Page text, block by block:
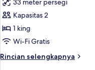
Eksekutif
foto
untuk
Executive
Room
Double
Occupancy
33 meter persegi
Kapasitas 2
1 king
Wi-Fi Gratis
Rincian selengkapnya
Rincian